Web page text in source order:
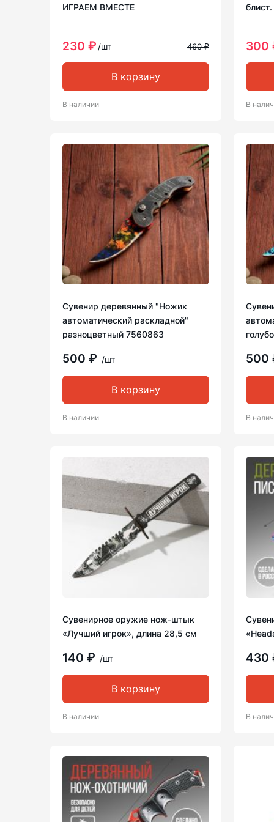
ИГРАЕМ ВМЕСТЕ
230 ₽ /шт 460 ₽
В корзину
В наличии
блист.
300
В
Сувенир деревянный "Ножик
автоматический раскладной"
разноцветный 7560863
500 ₽ /шт
В корзину
В наличии
500
В
Сувенирное оружие нож-штык
«Лучший игрок», длина 28,5 см
140 ₽ /шт
В корзину
В наличии
430
В